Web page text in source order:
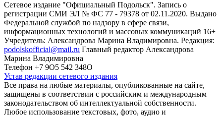
Сетевое издание "Официальный Подольск". Запись о
регистрации СМИ ЭЛ № ФС 77 - 79378 от 02.11.2020. Выдано
Федеральной службой по надзору в сфере связи,
информационных технологий и массовых коммуникаций 16+
Учредитель: Александрова Марина Владимировна. Редакция:
podolskofficial@mail.ru Главный редактор Александрова
Марина Владимировна
Телефон +7 9О5 542 348О
Устав редакции сетевого издания
Все права на любые материалы, опубликованные на сайте,
защищены в соответствии с российским и международным
законодательством об интеллектуальной собственности.
Любое использование текстовых, фото, аудио и